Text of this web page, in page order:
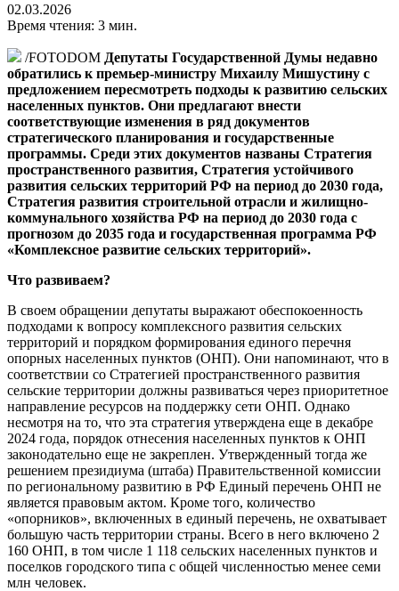
02.03.2026
Время чтения: 3 мин.
/FOTODOM Депутаты Государственной Думы недавно
обратились к премьер-министру Михаилу Мишустину с
предложением пересмотреть подходы к развитию сельских
населенных пунктов. Они предлагают внести
соответствующие изменения в ряд документов
стратегического планирования и государственные
программы. Среди этих документов названы Стратегия
пространственного развития, Стратегия устойчивого
развития сельских территорий РФ на период до 2030 года,
Стратегия развития строительной отрасли и жилищно-
коммунального хозяйства РФ на период до 2030 года с
прогнозом до 2035 года и государственная программа РФ
«Комплексное развитие сельских территорий».
Что развиваем?
В своем обращении депутаты выражают обеспокоенность
подходами к вопросу комплексного развития сельских
территорий и порядком формирования единого перечня
опорных населенных пунктов (ОНП). Они напоминают, что в
соответствии со Стратегией пространственного развития
сельские территории должны развиваться через приоритетное
направление ресурсов на поддержку сети ОНП. Однако
несмотря на то, что эта стратегия утверждена еще в декабре
2024 года, порядок отнесения населенных пунктов к ОНП
законодательно еще не закреплен. Утвержденный тогда же
решением президиума (штаба) Правительственной комиссии
по региональному развитию в РФ Единый перечень ОНП не
является правовым актом. Кроме того, количество
«опорников», включенных в единый перечень, не охватывает
большую часть территории страны. Всего в него включено 2
160 ОНП, в том числе 1 118 сельских населенных пунктов и
поселков городского типа с общей численностью менее семи
млн человек.